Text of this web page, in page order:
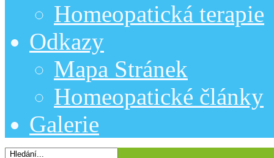
Homeopatická terapie
Odkazy
Mapa Stránek
Homeopatické články
Galerie